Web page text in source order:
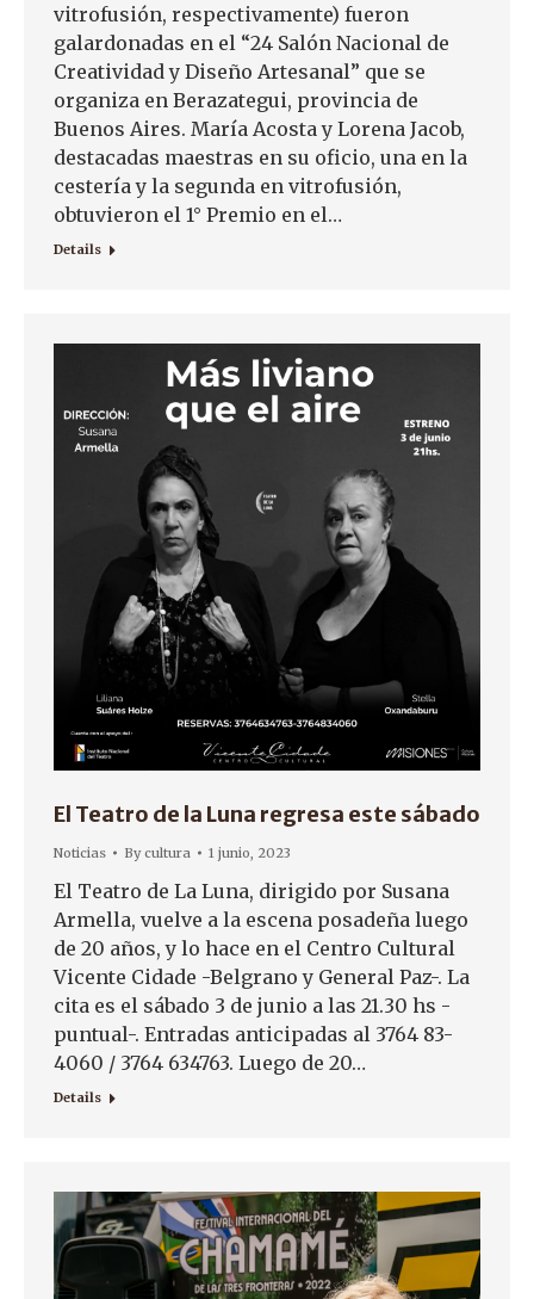
vitrofusión, respectivamente) fueron
galardonadas en el “24 Salón Nacional de
Creatividad y Diseño Artesanal” que se
organiza en Berazategui, provincia de
Buenos Aires. María Acosta y Lorena Jacob,
destacadas maestras en su oficio, una en la
cestería y la segunda en vitrofusión,
obtuvieron el 1° Premio en el…
Details
El Teatro de la Luna regresa este sábado
Noticias Bycultura 1 junio, 2023
El Teatro de La Luna, dirigido por Susana
Armella, vuelve a la escena posadeña luego
de 20 años, y lo hace en el Centro Cultural
Vicente Cidade -Belgrano y General Paz-. La
cita es el sábado 3 de junio a las 21.30 hs -
puntual-. Entradas anticipadas al 3764 83-
4060 / 3764 634763. Luego de 20…
Details